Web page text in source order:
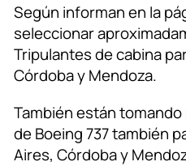
Según informan en la
seleccionar
Tripulantes de cabina
Córdoba y Mendoza.
También están
de Boeing 737 también
Aires, Córdoba y